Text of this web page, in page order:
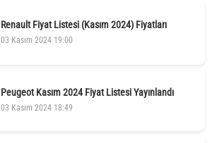
Renault Fiyat Listesi (Kasım 2024) Fiyatları
03 Kasım 2024 19:00
Peugeot Kasım 2024 Fiyat Listesi Yayınlandı
03 Kasım 2024 18:49